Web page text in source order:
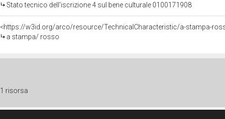
Stato tecnico dell'iscrizione 4 sul bene culturale 0100171908
<https://w3id.org/arco/resource/TechnicalCharacteristic/a-stampa-
a stampa/ rosso
1 risorsa